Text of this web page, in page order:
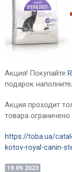
Акция! Покупайте
подарок
Акция проходит
товара ограничено
https://toba.ua/
kotov-royal-canin-
19.09.2023